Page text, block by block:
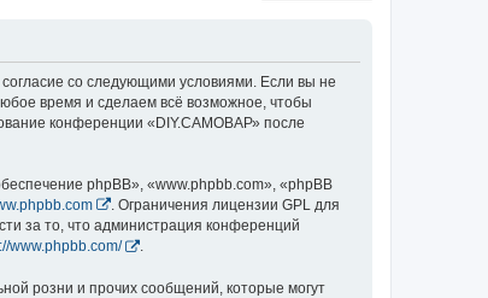
со следующими условиями. Если вы не
время и сделаем всё возможное, чтобы
конференции «DIY.САМОВАР» после
phpBB», «www.phpbb.com», «phpBB
. Ограничения лицензии GPL для
за то, что администрация конференций
www.phpbb.com/ .
розни и прочих сообщений, которые могут